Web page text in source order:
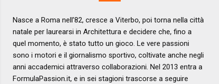
Nasce a Roma nell’82, cresce a Viterbo, poi torna nella città
natale per laurearsi in Architettura e decidere che, fino a
quel momento, è stato tutto un gioco. Le vere passioni
sono i motori e il giornalismo sportivo, coltivate anche negli
anni accademici attraverso collaborazioni. Nel 2013 entra a
FormulaPassion.it, e in sei stagioni trascorse a seguire